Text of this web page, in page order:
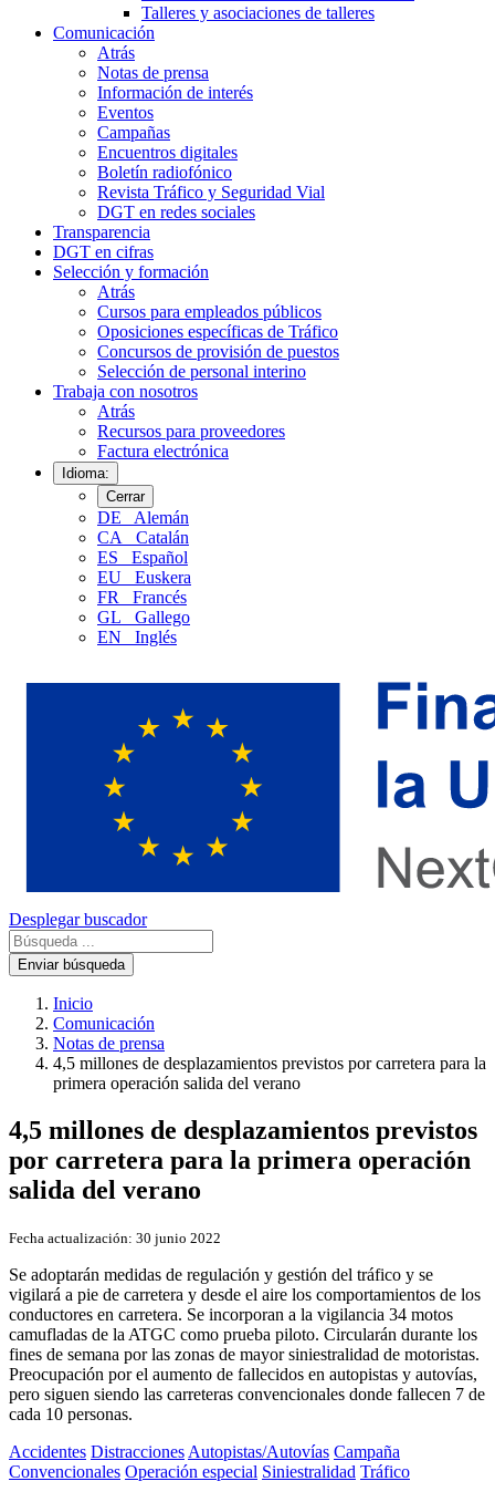
Talleres y asociaciones de talleres
Comunicación
Atrás
Notas de prensa
Información de interés
Eventos
Campañas
Encuentros digitales
Boletín radiofónico
Revista Tráfico y Seguridad Vial
DGT en redes sociales
Transparencia
DGT en cifras
Selección y formación
Atrás
Cursos para empleados públicos
Oposiciones específicas de Tráfico
Concursos de provisión de puestos
Selección de personal interino
Trabaja con nosotros
Atrás
Recursos para proveedores
Factura electrónica
Idioma:
Cerrar
DE
Alemán
CA
Catalán
ES
Español
EU
Euskera
FR
Francés
GL
Gallego
EN
Inglés
Desplegar buscador
Enviar búsqueda
Inicio
Comunicación
Notas de prensa
4,5 millones de desplazamientos previstos por carretera para la
primera operación salida del verano
4,5 millones de desplazamientos previstos
por carretera para la primera operación
salida del verano
Fecha actualización: 30 junio 2022
Se adoptarán medidas de regulación y gestión del tráfico y se
vigilará a pie de carretera y desde el aire los comportamientos de los
conductores en carretera. Se incorporan a la vigilancia 34 motos
camufladas de la ATGC como prueba piloto. Circularán durante los
fines de semana por las zonas de mayor siniestralidad de motoristas.
Preocupación por el aumento de fallecidos en autopistas y autovías,
pero siguen siendo las carreteras convencionales donde fallecen 7 de
cada 10 personas.
Accidentes Distracciones Autopistas/Autovías Campaña
Convencionales Operación especial Siniestralidad Tráfico